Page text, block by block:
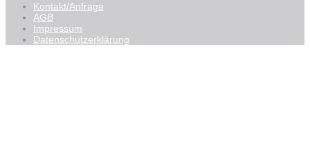
Kontakt/Anfrage
AGB
Impressum
Datenschutzerklärung